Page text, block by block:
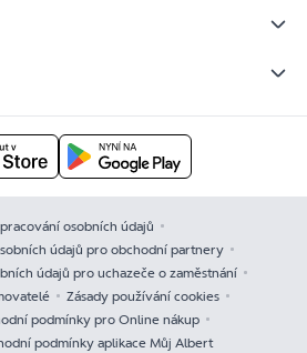
osobních údajů
údajů pro obchodní partnery
údajů pro uchazeče o zaměstnání
Zásady používání cookies
podmínky pro Online nákup
podmínky aplikace Můj Albert